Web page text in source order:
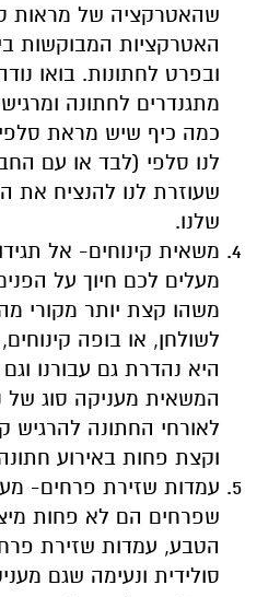
שהאטרקציה של מראות
האטרקציות המבוקשות
ובפרט לחתונות. בואו
מתגנדרים לחתונה
כמה כיף שיש מראת
לנו סלפי (לבד או עם
שעוזרת לנו להנציח את
שלנו.
משאית קינוחים- אל
מעלים לכם חיוך על
משהו קצת יותר מקורי
לשולחן, או בופה
היא נהדרת גם עבורנו
המשאית מעניקה סוג של
לאורחי החתונה להרגיש
וקצת פחות באירוע חתונה
עמדות שזירת פרחים-
שפרחים הם לא פחות
הטבע, עמדות שזירת
סולידית ונעימה שגם